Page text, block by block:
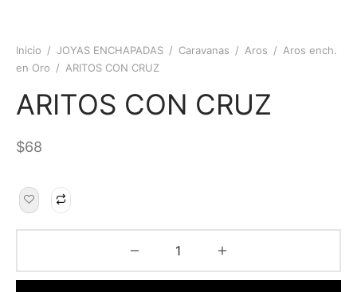
Inicio / JOYAS ENCHAPADAS / Caravanas / Aros / Aros ench.
en Oro / ARITOS CON CRUZ
ARITOS CON CRUZ
$68